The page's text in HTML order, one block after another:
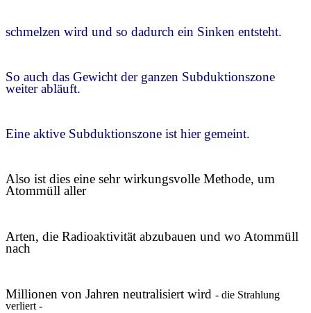
schmelzen wird und so dadurch ein Sinken entsteht.
So auch das Gewicht der ganzen Subduktionszone
weiter abläuft.
Eine aktive Subduktionszone ist hier gemeint.
Also ist dies eine sehr wirkungsvolle Methode, um
Atommüll aller
Arten, die Radioaktivität abzubauen und wo Atommüll
nach
Millionen von Jahren neutralisiert wird - die Strahlung
verliert -